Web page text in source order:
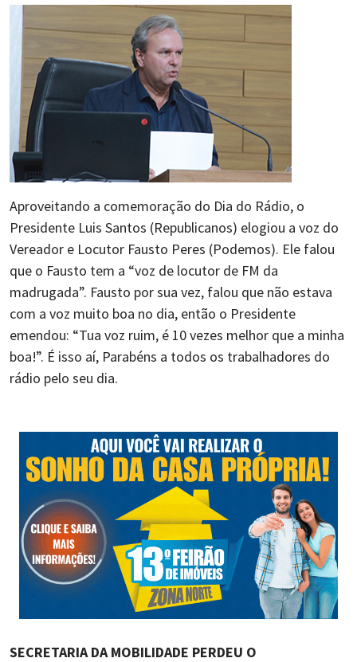
Aproveitando a comemoração do Dia do Rádio, o
Presidente Luis Santos (Republicanos) elogiou a voz do
Vereador e Locutor Fausto Peres (Podemos). Ele falou
que o Fausto tem a “voz de locutor de FM da
madrugada”. Fausto por sua vez, falou que não estava
com a voz muito boa no dia, então o Presidente
emendou: “Tua voz ruim, é 10 vezes melhor que a minha
boa!”. É isso aí, Parabéns a todos os trabalhadores do
rádio pelo seu dia.
SECRETARIA DA MOBILIDADE PERDEU O